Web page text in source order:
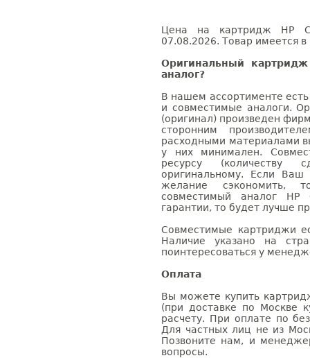
Цена на картридж HP
07.08.2026. Товар имеется в
Оригинальный
аналог?
В нашем ассортименте
и совместимые аналоги.
(оригинал) произведен
сторонним
расходными материалами
у них минимален.
ресурсу (количеству
оригинальному. Если
желание сэкономить,
совместимый аналог
гарантии, то будет лучше
Совместимые картриджи
Наличие указано на
поинтересоваться у
Оплата
Вы можете купить
(при доставке по Москве
расчету. При оплате по
Для частных лиц не из
Позвоните нам, и
вопросы.